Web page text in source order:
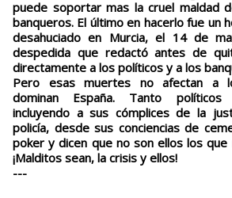
puede soportar mas la cruel maldad
banqueros. El último en hacerlo fue un
desahuciado en Murcia, el 14 de
despedida que redactó antes de
directamente a los políticos y a los
Pero esas muertes no afectan a
dominan España. Tanto políticos
incluyendo a sus cómplices de la
policía, desde sus conciencias de
poker y dicen que no son ellos los que
¡Malditos sean, la crisis y ellos!
---